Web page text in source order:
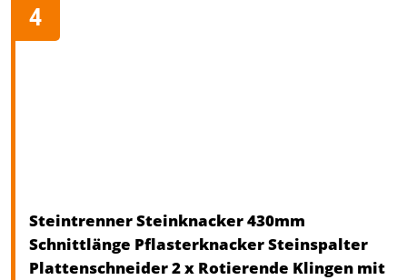
Steintrenner Steinknacker 430mm
Schnittlänge Pflasterknacker Steinspalter
Plattenschneider 2 x Rotierende Klingen mit